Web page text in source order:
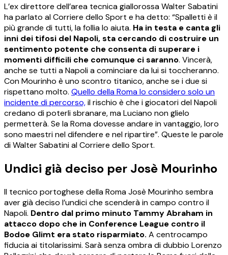
L’ex direttore dell’area tecnica giallorossa Walter Sabatini
ha parlato al Corriere dello Sport e ha detto: “Spalletti è il
più grande di tutti, la follia lo aiuta. Ha in testa e canta gli
inni dei tifosi del Napoli, sta cercando di costruire un
sentimento potente che consenta di superare i
momenti difficili che comunque ci saranno. Vincerà,
anche se tutti a Napoli a cominciare da lui si toccheranno.
Con Mourinho è uno scontro titanico, anche se i due si
rispettano molto. Quello della Roma lo considero solo un
incidente di percorso,il rischio è che i giocatori del Napoli
credano di poterli sbranare, ma Luciano non glielo
permetterà. Se la Roma dovesse andare in vantaggio, loro
sono maestri nel difendere e nel ripartire”. Queste le parole
di Walter Sabatini al Corriere dello Sport.
Undici già deciso per Josè Mourinho
Il tecnico portoghese della Roma Josè Mourinho sembra
aver già deciso l’undici che scenderà in campo contro il
Napoli. Dentro dal primo minuto Tammy Abraham in
attacco dopo che in Conference League contro il
Bodoe Glimt era stato risparmiato. A centrocampo
fiducia ai titolarissimi. Sarà senza ombra di dubbio Lorenzo